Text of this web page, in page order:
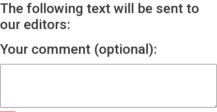
The following text will be sent to
our editors:
Your comment (optional):